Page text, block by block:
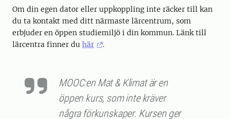
Om din egen dator eller uppkoppling inte räcker till kan
du ta kontakt med ditt närmaste lärcentrum, som
erbjuder en öppen studiemiljö i din kommun. Länk till
lärcentra finner du här .
MOOC:en Mat & Klimat är en
öppen kurs, som inte kräver
några förkunskaper. Kursen ger